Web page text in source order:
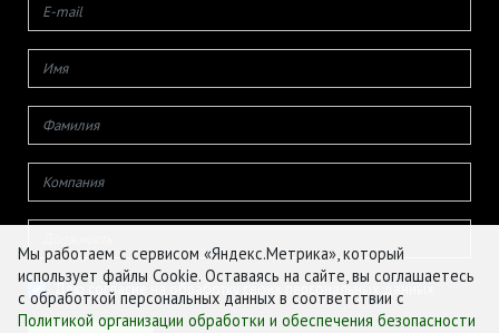
Даю согласие на обработку своих персональных данных
Мы работаем с сервисом «Яндекс.Метрика», который
использует файлы Cookie. Оставаясь на сайте, вы соглашаетесь
с обработкой персональных данных в соответствии с
Политикой организации обработки и обеспечения безопасности